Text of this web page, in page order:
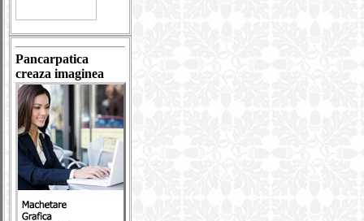
Pancarpatica
creaza imaginea